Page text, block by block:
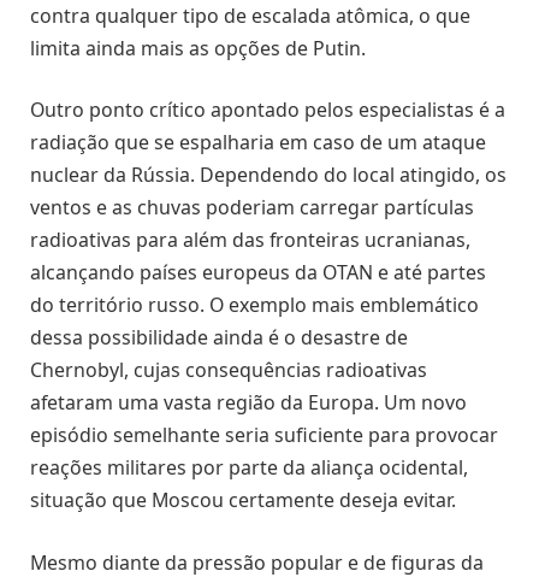
contra qualquer tipo de escalada atômica, o que
limita ainda mais as opções de Putin.
Outro ponto crítico apontado pelos especialistas é a
radiação que se espalharia em caso de um ataque
nuclear da Rússia. Dependendo do local atingido, os
ventos e as chuvas poderiam carregar partículas
radioativas para além das fronteiras ucranianas,
alcançando países europeus da OTAN e até partes
do território russo. O exemplo mais emblemático
dessa possibilidade ainda é o desastre de
Chernobyl, cujas consequências radioativas
afetaram uma vasta região da Europa. Um novo
episódio semelhante seria suficiente para provocar
reações militares por parte da aliança ocidental,
situação que Moscou certamente deseja evitar.
Mesmo diante da pressão popular e de figuras da